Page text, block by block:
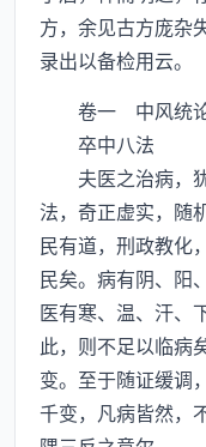
方，余见古方庞杂
录出以备检用云。
卷一 中风统
卒中八法
夫医之治病，犹
法，奇正虚实，随
民有道，刑政教化
民矣。病有阴、阳
医有寒、温、汗、
此，则不足以临病
变。至于随证缓调
千变，凡病皆然，